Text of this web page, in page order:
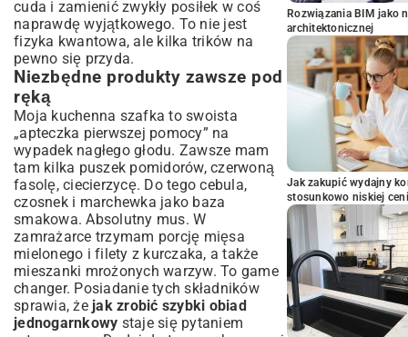
cuda i zamienić zwykły posiłek w coś
naprawdę wyjątkowego. To nie jest
fizyka kwantowa, ale kilka trików na
pewno się przyda.
Niezbędne produkty zawsze pod
ręką
Moja kuchenna szafka to swoista
„apteczka pierwszej pomocy” na
wypadek nagłego głodu. Zawsze mam
tam kilka puszek pomidorów, czerwoną
fasolę, ciecierzycę. Do tego cebula,
czosnek i marchewka jako baza
smakowa. Absolutny mus. W
zamrażarce trzymam porcję mięsa
mielonego i filety z kurczaka, a także
mieszanki mrożonych warzyw. To game
changer. Posiadanie tych składników
sprawia, że jak zrobić szybki obiad
jednogarnkowy staje się pytaniem
Rozwiązania BIM jako
architektonicznej
Jak zakupić wydajny
stosunkowo niskiej